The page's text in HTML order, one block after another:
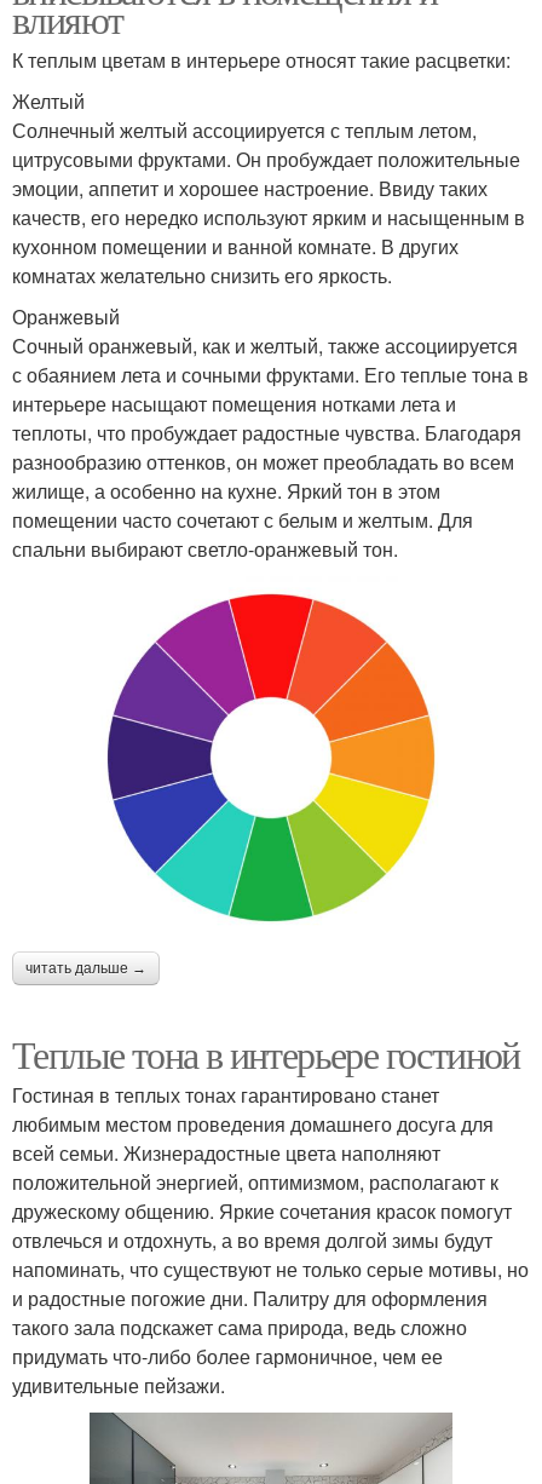
влияют
К теплым цветам в интерьере относят такие расцветки:
Желтый
Солнечный желтый ассоциируется с теплым летом,
цитрусовыми фруктами. Он пробуждает положительные
эмоции, аппетит и хорошее настроение. Ввиду таких
качеств, его нередко используют ярким и насыщенным в
кухонном помещении и ванной комнате. В других
комнатах желательно снизить его яркость.
Оранжевый
Сочный оранжевый, как и желтый, также ассоциируется
с обаянием лета и сочными фруктами. Его теплые тона в
интерьере насыщают помещения нотками лета и
теплоты, что пробуждает радостные чувства. Благодаря
разнообразию оттенков, он может преобладать во всем
жилище, а особенно на кухне. Яркий тон в этом
помещении часто сочетают с белым и желтым. Для
спальни выбирают светло-оранжевый тон.
читать дальше →
Теплые тона в интерьере гостиной
Гостиная в теплых тонах гарантировано станет
любимым местом проведения домашнего досуга для
всей семьи. Жизнерадостные цвета наполняют
положительной энергией, оптимизмом, располагают к
дружескому общению. Яркие сочетания красок помогут
отвлечься и отдохнуть, а во время долгой зимы будут
напоминать, что существуют не только серые мотивы, но
и радостные погожие дни. Палитру для оформления
такого зала подскажет сама природа, ведь сложно
придумать что-либо более гармоничное, чем ее
удивительные пейзажи.